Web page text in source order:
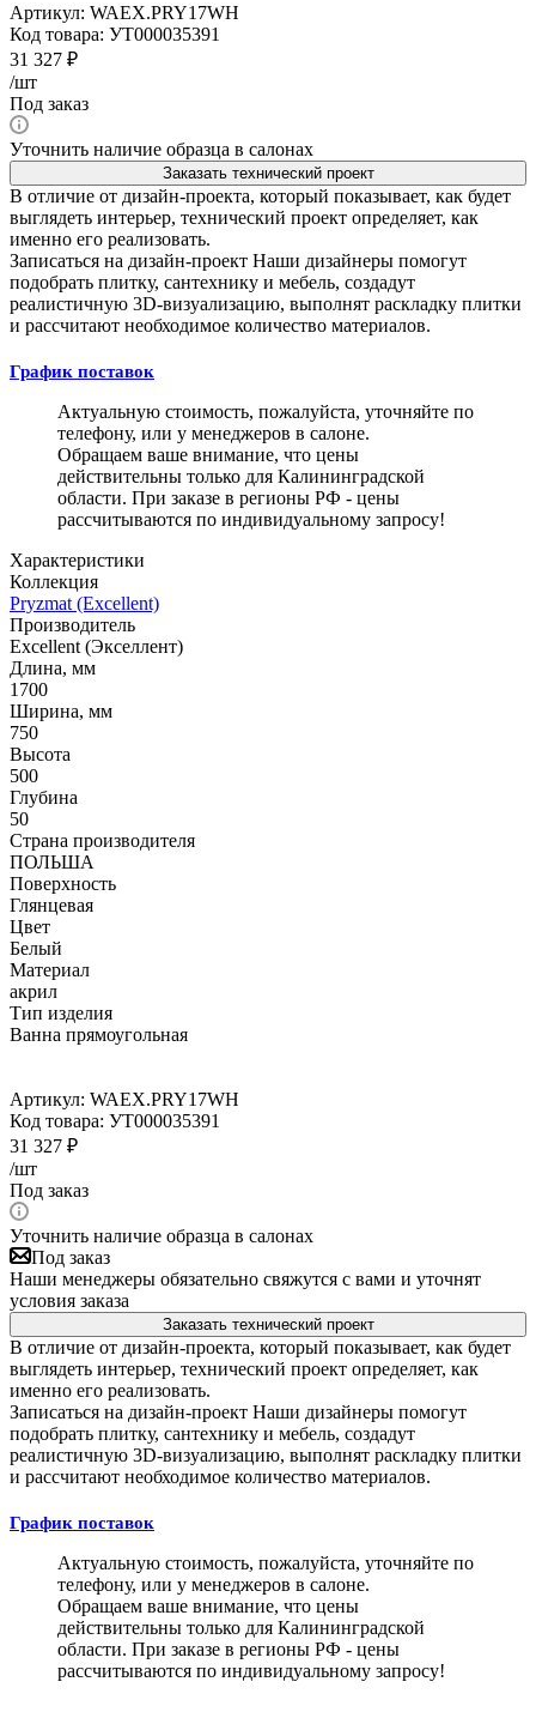
Артикул: WAEX.PRY17WH
Код товара: УТ000035391
31 327 ₽
/шт
Под заказ
Уточнить наличие образца в салонах
Заказать технический проект
В отличие от дизайн-проекта, который показывает, как будет
выглядеть интерьер, технический проект определяет, как
именно его реализовать.
Записаться на дизайн-проект Наши дизайнеры помогут
подобрать плитку, сантехнику и мебель, создадут
реалистичную 3D-визуализацию, выполнят раскладку плитки
и рассчитают необходимое количество материалов.
График поставок
Актуальную стоимость, пожалуйста, уточняйте по
телефону, или у менеджеров в салоне.
Обращаем ваше внимание, что цены
действительны только для Калининградской
области. При заказе в регионы РФ - цены
рассчитываются по индивидуальному запросу!
Характеристики
Коллекция
Pryzmat (Excellent)
Производитель
Excellent (Экселлент)
Длина, мм
1700
Ширина, мм
750
Высота
500
Глубина
50
Страна производителя
ПОЛЬША
Поверхность
Глянцевая
Цвет
Белый
Материал
акрил
Тип изделия
Ванна прямоугольная
Артикул: WAEX.PRY17WH
Код товара: УТ000035391
31 327 ₽
/шт
Под заказ
Уточнить наличие образца в салонах
Под заказ
Наши менеджеры обязательно свяжутся с вами и уточнят
условия заказа
Заказать технический проект
В отличие от дизайн-проекта, который показывает, как будет
выглядеть интерьер, технический проект определяет, как
именно его реализовать.
Записаться на дизайн-проект Наши дизайнеры помогут
подобрать плитку, сантехнику и мебель, создадут
реалистичную 3D-визуализацию, выполнят раскладку плитки
и рассчитают необходимое количество материалов.
График поставок
Актуальную стоимость, пожалуйста, уточняйте по
телефону, или у менеджеров в салоне.
Обращаем ваше внимание, что цены
действительны только для Калининградской
области. При заказе в регионы РФ - цены
рассчитываются по индивидуальному запросу!